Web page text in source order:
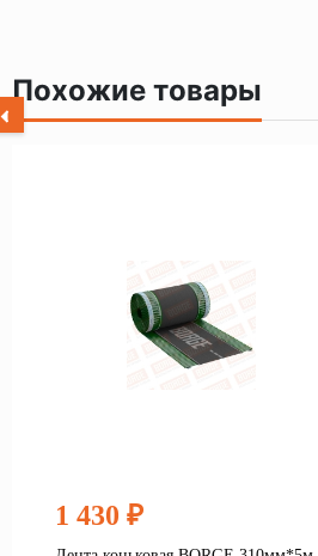
Похожие товары
1 430 ₽